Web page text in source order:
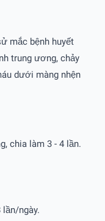
mắc bệnh huyết
trung ương, chảy
dưới màng nhện
chia làm 3 - 4 lần.
ngày.